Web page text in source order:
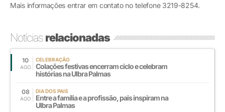
Mais informações entrar em contato no telefone 3219-8254.
Notíciasrelacionadas
10
AGO
CELEBRAÇÃO
Colações festivas encerram ciclo e celebram
histórias na Ulbra Palmas
08
AGO
DIA DOS PAIS
Entre a família e a profissão, pais inspiram na
Ulbra Palmas